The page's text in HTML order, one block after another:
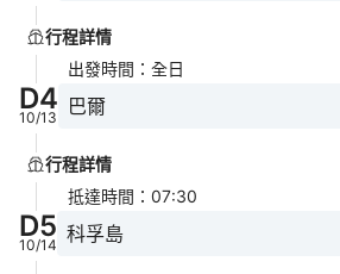
行程詳情
出發時間 ： 全日
D4
10/13 巴爾
行程詳情
抵達時間 ： 07:30
D5
10/14 科孚島